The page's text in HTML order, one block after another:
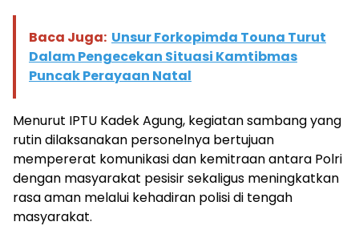
Baca Juga: Unsur Forkopimda Touna Turut
Dalam Pengecekan Situasi Kamtibmas
Puncak Perayaan Natal
Menurut IPTU Kadek Agung, kegiatan sambang yang
rutin dilaksanakan personelnya bertujuan
mempererat komunikasi dan kemitraan antara Polri
dengan masyarakat pesisir sekaligus meningkatkan
rasa aman melalui kehadiran polisi di tengah
masyarakat.